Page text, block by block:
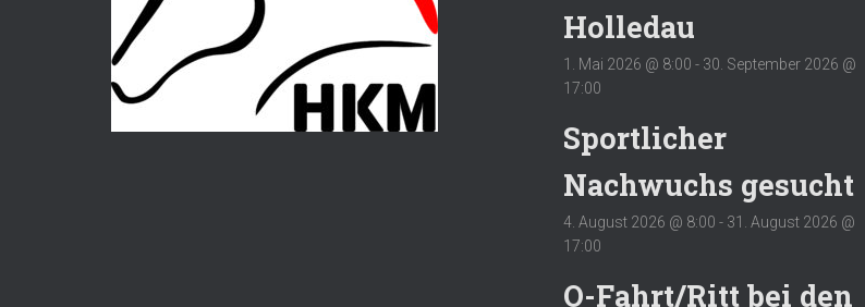
Holledau
1. Mai 2026 @ 8:00 - 30. September 2026 @
17:00
Sportlicher
Nachwuchs gesucht
4. August 2026 @ 8:00 - 31. August 2026 @
17:00
O-Fahrt/Ritt bei den